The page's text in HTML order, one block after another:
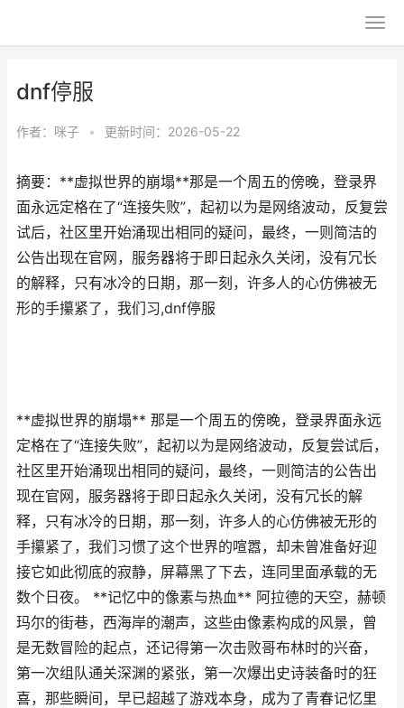
dnf停服
作者： 咪子 • 更新时间：2026-05-22
摘要：**虚拟世界的崩塌**那是一个周五的傍晚，登录界
面永远定格在了“连接失败”，起初以为是网络波动，反复尝
试后，社区里开始涌现出相同的疑问，最终，一则简洁的
公告出现在官网，服务器将于即日起永久关闭，没有冗长
的解释，只有冰冷的日期，那一刻，许多人的心仿佛被无
形的手攥紧了，我们习,dnf停服
**虚拟世界的崩塌** 那是一个周五的傍晚，登录界面永远
定格在了“连接失败”，起初以为是网络波动，反复尝试后，
社区里开始涌现出相同的疑问，最终，一则简洁的公告出
现在官网，服务器将于即日起永久关闭，没有冗长的解
释，只有冰冷的日期，那一刻，许多人的心仿佛被无形的
手攥紧了，我们习惯了这个世界的喧嚣，却未曾准备好迎
接它如此彻底的寂静，屏幕黑了下去，连同里面承载的无
数个日夜。 **记忆中的像素与热血** 阿拉德的天空，赫顿
玛尔的街巷，西海岸的潮声，这些由像素构成的风景，曾
是无数冒险的起点，还记得第一次击败哥布林时的兴奋，
第一次组队通关深渊的紧张，第一次爆出史诗装备时的狂
喜，那些瞬间，早已超越了游戏本身，成为了青春记忆里